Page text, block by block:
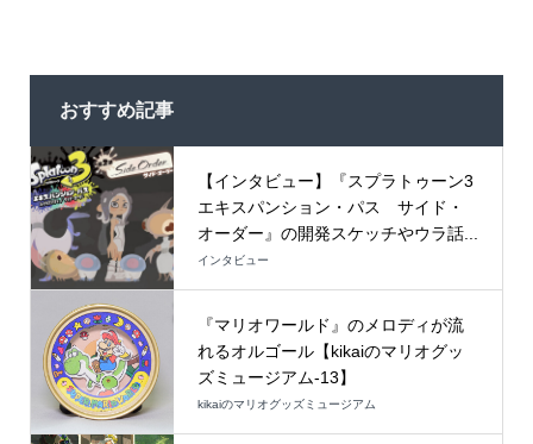
おすすめ記事
【インタビュー】『スプラトゥーン3
エキスパンション・パス サイド・
オーダー』の開発スケッチやウラ話...
インタビュー
『マリオワールド』のメロディが流
れるオルゴール【kikaiのマリオグッ
ズミュージアム-13】
kikaiのマリオグッズミュージアム